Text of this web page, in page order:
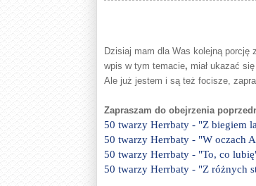
Dzisiaj mam dla Was kolejną porcję
wpis w tym temacie, miał ukazać
Ale już jestem i są też focisze,
Zapraszam do obejrzenia
50 twarzy Herrbaty - "Z biegiem
50 twarzy Herrbaty - "W oczach
50 twarzy Herrbaty - "To, co
50 twarzy Herrbaty - "Z różnych